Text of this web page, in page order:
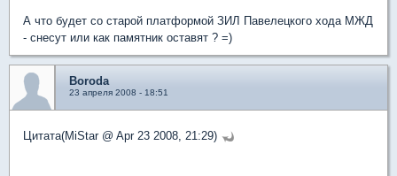
А что будет со старой платформой ЗИЛ Павелецкого хода МЖД
- снесут или как памятник оставят ? =)
Boroda
23 апреля 2008 - 18:51
Цитата(MiStar @ Apr 23 2008, 21:29)